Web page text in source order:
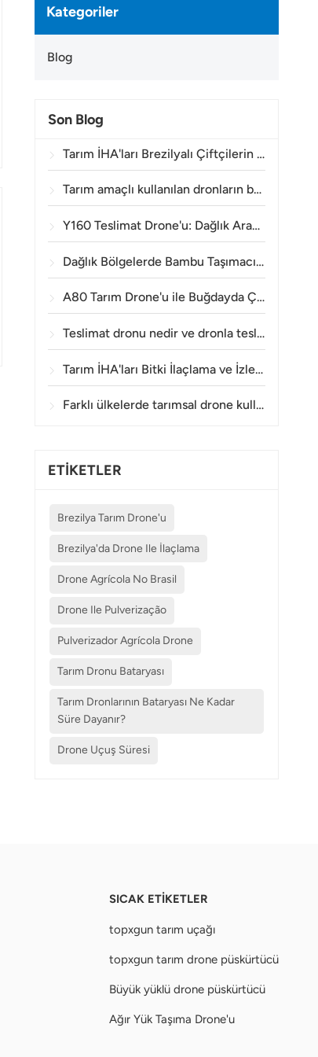
Kategoriler
Blog
Son Blog
Tarım İHA'ları Brezilyalı Çiftçilerin Bitki İlaçlama İşlemlerini Geliştirmelerine Nasıl Yardımcı Oluyor?
Tarım amaçlı kullanılan dronların bataryası ne kadar süre dayanır?
Y160 Teslimat Drone'u: Dağlık Arazide Enerji Kulesi Malzemelerini Taşımak İçin Daha Güvenli ve Verimli Bir Yöntem
Dağlık Bölgelerde Bambu Taşımacılığı: TOPXGUN Y160 Ormandan Toplama Noktasına Yeni Bir Rota Nasıl Açıyor?
A80 Tarım Drone'u ile Buğdayda Çıkış Öncesi Yabancı Ot Kontrolünde Etkinlik
Teslimat dronu nedir ve dronla teslimat nasıl çalışır?
Tarım İHA'ları Bitki İlaçlama ve İzleme İşlemlerinde Ne Kadar Doğru Sonuç Veriyor?
Farklı ülkelerde tarımsal drone kullanımına ilişkin hangi düzenlemeler geçerlidir?
ETİKETLER
Brezilya Tarım Drone'u
Brezilya'da Drone Ile İlaçlama
Drone Agrícola No Brasil
Drone Ile Pulverização
Pulverizador Agrícola Drone
Tarım Dronu Bataryası
Tarım Dronlarının Bataryası Ne Kadar
Süre Dayanır?
Drone Uçuş Süresi
SICAK ETİKETLER
topxgun tarım uçağı
topxgun tarım drone püskürtücü
Büyük yüklü drone püskürtücü
Ağır Yük Taşıma Drone'u